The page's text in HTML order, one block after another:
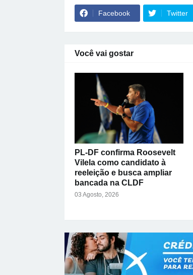
Facebook Twitter
Você vai gostar
PL-DF confirma Roosevelt
Vilela como candidato à
reeleição e busca ampliar
bancada na CLDF
03 Agosto, 2026